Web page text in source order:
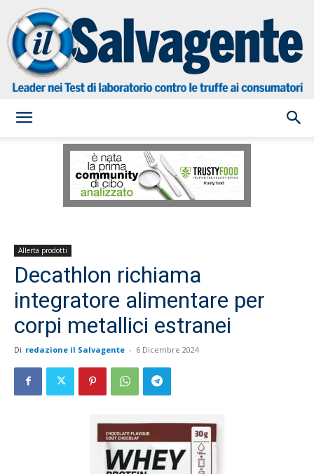
Salvagente
Allerta prodotti
Decathlon richiama
integratore alimentare per
corpi metallici estranei
Di redazione il Salvagente - 6 Dicembre 2024